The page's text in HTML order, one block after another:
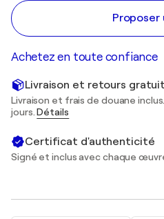
Proposer
Achetez en toute confiance
Livraison et retours
Livraison et frais de douane
jours.Détails
Certificat d'authenticité
Signé et inclus avec chaque